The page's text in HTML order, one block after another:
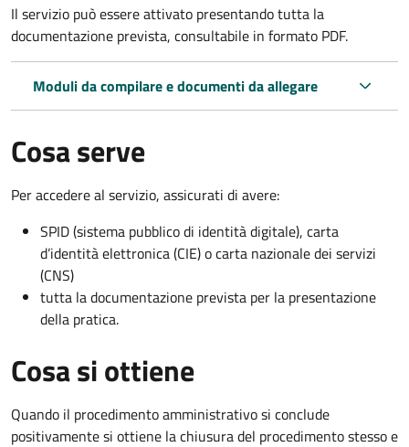
Il servizio può essere attivato presentando tutta la
documentazione prevista, consultabile in formato PDF.
Moduli da compilare e documenti da allegare
Cosa serve
Per accedere al servizio, assicurati di avere:
SPID (sistema pubblico di identità digitale), carta
d’identità elettronica (CIE) o carta nazionale dei servizi
(CNS)
tutta la documentazione prevista per la presentazione
della pratica.
Cosa si ottiene
Quando il procedimento amministrativo si conclude
positivamente si ottiene la chiusura del procedimento stesso e